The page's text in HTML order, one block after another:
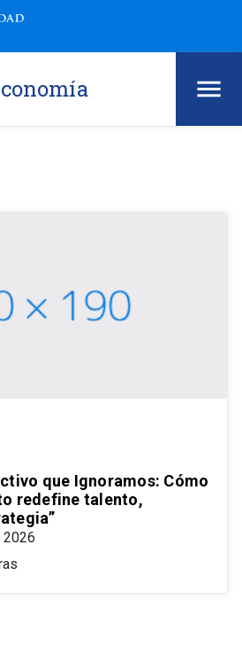
que Ignoramos: Cómo
redefine talento,
2026